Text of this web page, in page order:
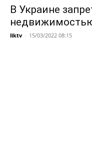
В Украине
liktv - 15/03/2022 08:15